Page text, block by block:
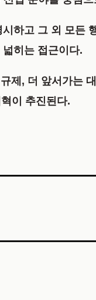
하고 그 외 모
히는 접근이다.
제, 더 앞서가는
이 추진된다.